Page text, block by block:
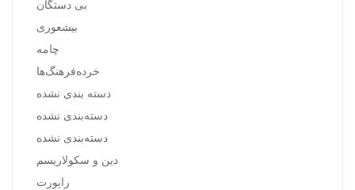
بی دستگان
بیشعوری
چامه
خرده‌فرهنگ‌ها
دسته بندی نشده
دسته‌بندی نشده
دسته‌بندی نشده
دین و سکولاریسم
راپورت